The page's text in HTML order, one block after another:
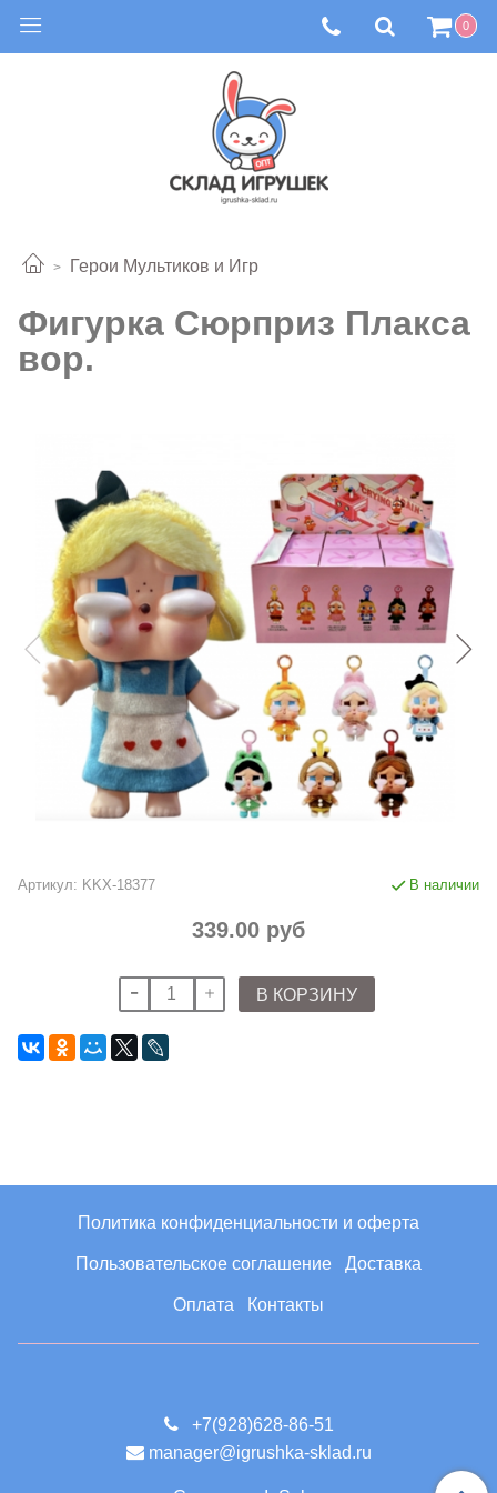
0
Герои Мультиков и Игр
Фигурка Сюрприз Плакса
вор.
Артикул: KKX-18377 В наличии
339.00 руб
В КОРЗИНУ
Политика конфиденциальности и оферта
Пользовательское соглашение Доставка
Оплата Контакты
+7(928)628-86-51
manager@igrushka-sklad.ru